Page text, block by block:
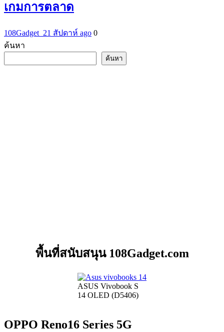
เกมการตลาด
108Gadget_21 สัปดาห์ ago 0
ค้นหา
ค้นหา
พื้นที่สนับสนุน 108Gadget.com
ASUS Vivobook S
14 OLED (D5406)
OPPO Reno16 Series 5G